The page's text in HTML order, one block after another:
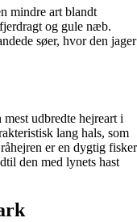
mindre art blandt
og gule næb.
søer, hvor den jager
udbredte hejreart i
lang hals, som
er en dygtig fisker
den med lynets hast